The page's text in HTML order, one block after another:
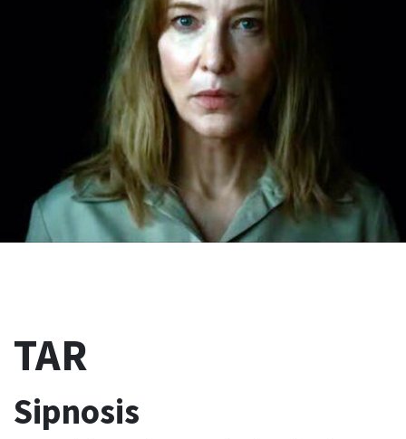
TAR
Sipnosis